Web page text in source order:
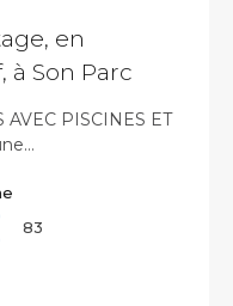
en
Son Parc
PISCINES ET
83